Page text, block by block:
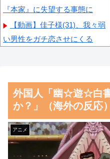
『本家』に失望する事態に
【動画】佳子様(31)、我々弱
い男性をガチ恋させにくる
【悲報】X民「男はほぼ全
員、友達に『死ね』と冗談で言
うことがある」←これマジ？ｗ
ｗｗｗ
【朗報】齋藤飛鳥、前屈みで
完全に見えてる動画が拡散され
外国人「幽☆遊☆白
か？」（海外の反応）
アニメ